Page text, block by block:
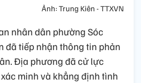
Ảnh: Trung Kiên - TTXVN
nhân dân phường Sóc
đã tiếp nhận thông tin phản
Địa phương đã cử lực
minh và khẳng định tình